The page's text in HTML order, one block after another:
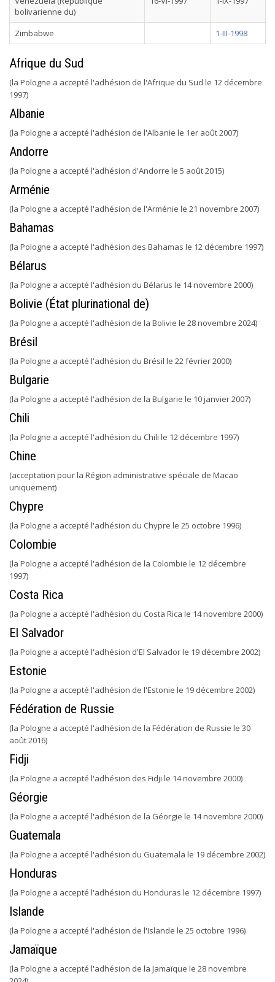
bolivarienne du)
Zimbabwe 1-III-1998
Afrique du Sud
(la Pologne a accepté l'adhésion de l'Afrique du Sud le 12 décembre
1997)
Albanie
(la Pologne a accepté l'adhésion de l'Albanie le 1er août 2007)
Andorre
(la Pologne a accepté l'adhésion d'Andorre le 5 août 2015)
Arménie
(la Pologne a accepté l'adhésion de l'Arménie le 21 novembre 2007)
Bahamas
(la Pologne a accepté l'adhésion des Bahamas le 12 décembre 1997)
Bélarus
(la Pologne a accepté l'adhésion du Bélarus le 14 novembre 2000)
Bolivie (État plurinational de)
(la Pologne a accepté l'adhésion de la Bolivie le 28 novembre 2024)
Brésil
(la Pologne a accepté l'adhésion du Brésil le 22 février 2000)
Bulgarie
(la Pologne a accepté l'adhésion de la Bulgarie le 10 janvier 2007)
Chili
(la Pologne a accepté l'adhésion du Chili le 12 décembre 1997)
Chine
(acceptation pour la Région administrative spéciale de Macao
uniquement)
Chypre
(la Pologne a accepté l'adhésion du Chypre le 25 octobre 1996)
Colombie
(la Pologne a accepté l'adhésion de la Colombie le 12 décembre
1997)
Costa Rica
(la Pologne a accepté l'adhésion du Costa Rica le 14 novembre 2000)
El Salvador
(la Pologne a accepté l'adhésion d'El Salvador le 19 décembre 2002)
Estonie
(la Pologne a accepté l'adhésion de l'Estonie le 19 décembre 2002)
Fédération de Russie
(la Pologne a accepté l'adhésion de la Fédération de Russie le 30
août 2016)
Fidji
(la Pologne a accepté l'adhésion des Fidji le 14 novembre 2000)
Géorgie
(la Pologne a accepté l'adhésion de la Géorgie le 14 novembre 2000)
Guatemala
(la Pologne a accepté l'adhésion du Guatemala le 19 décembre 2002)
Honduras
(la Pologne a accepté l'adhésion du Honduras le 12 décembre 1997)
Islande
(la Pologne a accepté l'adhésion de l'Islande le 25 octobre 1996)
Jamaïque
(la Pologne a accepté l'adhésion de la Jamaïque le 28 novembre